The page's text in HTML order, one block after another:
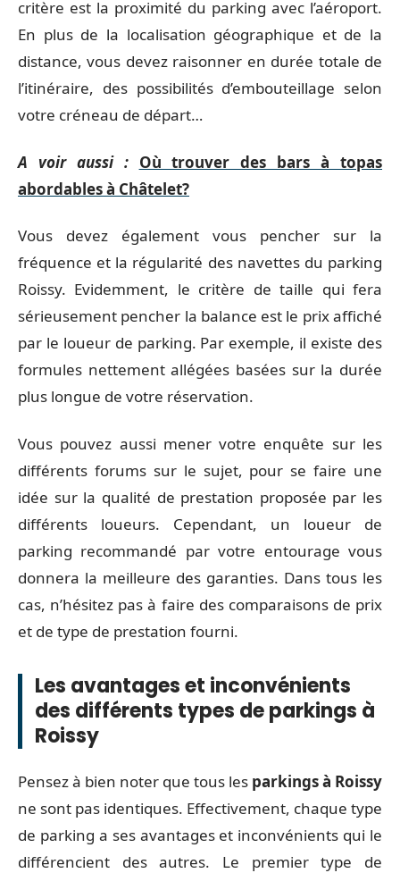
critère est la proximité du parking avec l’aéroport.
En plus de la localisation géographique et de la
distance, vous devez raisonner en durée totale de
l’itinéraire, des possibilités d’embouteillage selon
votre créneau de départ…
A voir aussi : Où trouver des bars à topas
abordables à Châtelet?
Vous devez également vous pencher sur la
fréquence et la régularité des navettes du parking
Roissy. Evidemment, le critère de taille qui fera
sérieusement pencher la balance est le prix affiché
par le loueur de parking. Par exemple, il existe des
formules nettement allégées basées sur la durée
plus longue de votre réservation.
Vous pouvez aussi mener votre enquête sur les
différents forums sur le sujet, pour se faire une
idée sur la qualité de prestation proposée par les
différents loueurs. Cependant, un loueur de
parking recommandé par votre entourage vous
donnera la meilleure des garanties. Dans tous les
cas, n’hésitez pas à faire des comparaisons de prix
et de type de prestation fourni.
Les avantages et inconvénients
des différents types de parkings à
Roissy
Pensez à bien noter que tous les parkings à Roissy
ne sont pas identiques. Effectivement, chaque type
de parking a ses avantages et inconvénients qui le
différencient des autres. Le premier type de